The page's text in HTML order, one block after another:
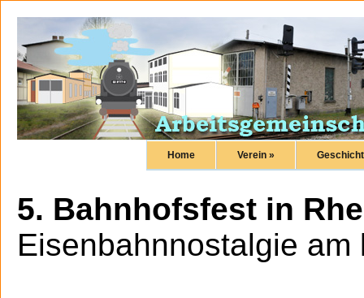
Home Verein »
5. Bahnhofsfest in
Eisenbahnnostalgie